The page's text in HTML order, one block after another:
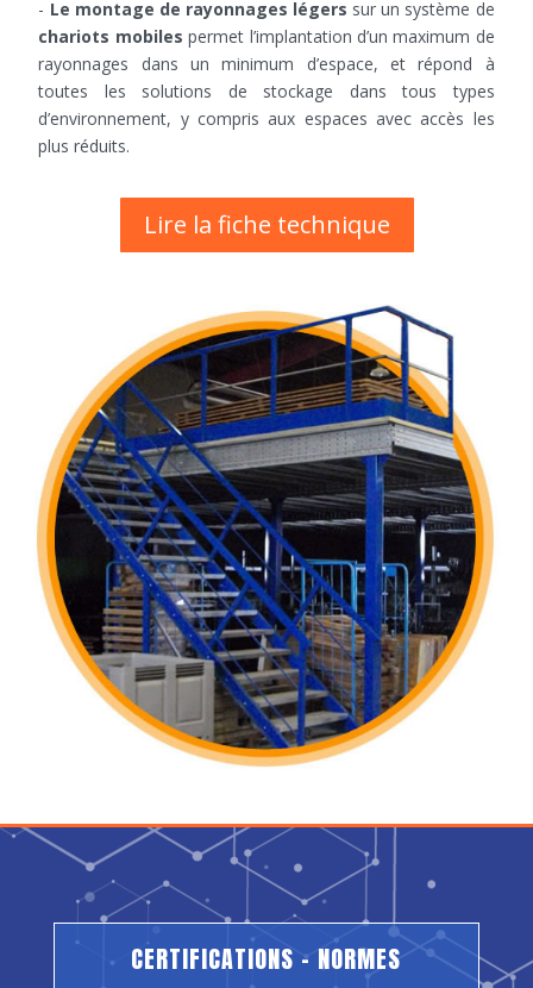
- Le montage de rayonnages légers sur un système de
chariots mobiles permet l’implantation d’un maximum de
rayonnages dans un minimum d’espace, et répond à
toutes les solutions de stockage dans tous types
d’environnement, y compris aux espaces avec accès les
plus réduits.
Lire la fiche technique
CERTIFICATIONS – NORMES